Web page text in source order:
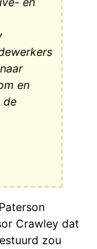
en
de
Crawley dat
zou